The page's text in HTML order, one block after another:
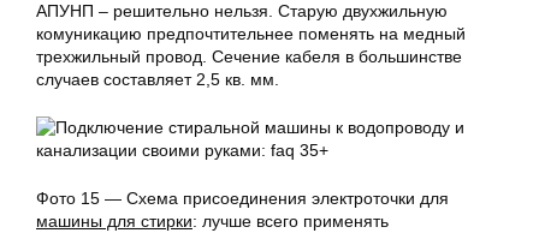
АПУНП – решительно нельзя. Старую двухжильную
комуникацию предпочтительнее поменять на медный
трехжильный провод. Сечение кабеля в большинстве
случаев составляет 2,5 кв. мм.
Фото 15 — Схема присоединения электроточки для
машины для стирки: лучше всего применять